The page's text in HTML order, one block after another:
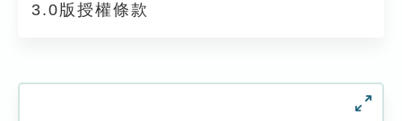
3.0版授權條款